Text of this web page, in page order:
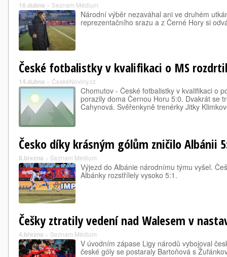
18.dubna » Seznam Médium
Národní výběr nezaváhal ani ve druhém
reprezentačního srazu a z Černé Hory si
České fotbalistky v kvalifikaci o MS
14.dubna » ČeskéNoviny.cz
Chomutov - České fotbalistky v kvalifikaci o
porazily doma Černou Horu 5:0. Dvakrát se
Cahynová. Svěřenkyně trenérky Jitky
Česko díky krásným gólům zničilo Albánii
8.března » Seznam Médium
Výjezd do Albánie národnímu týmu vyšel.
Albánky rozstřílely vysoko 5:1.
Češky ztratily vedení nad Walesem v
4.března » Seznam Médium
V úvodním zápase Ligy národů vybojoval
české góly se postaraly Bartoňová s